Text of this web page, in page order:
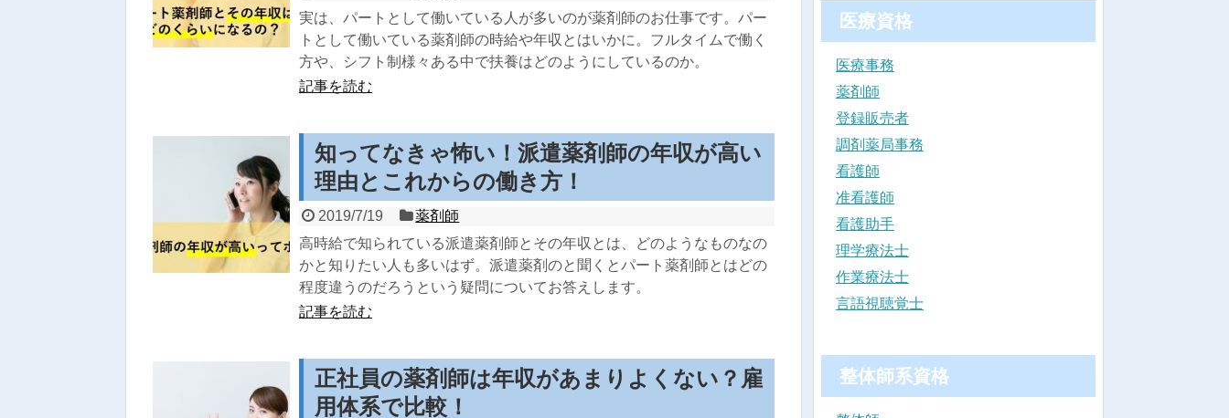
実は、パートとして働いている人が多いのが薬剤師のお仕事です。パー
トとして働いている薬剤師の時給や年収とはいかに。フルタイムで働く
方や、シフト制様々ある中で扶養はどのようにしているのか。
記事を読む
知ってなきゃ怖い！派遣薬剤師の年収が高い
理由とこれからの働き方！
2019/7/19
薬剤師
高時給で知られている派遣薬剤師とその年収とは、どのようなものなの
かと知りたい人も多いはず。派遣薬剤のと聞くとパート薬剤師とはどの
程度違うのだろうという疑問についてお答えします。
記事を読む
正社員の薬剤師は年収があまりよくない？雇
用体系で比較！
医療資格
医療事務
薬剤師
登録販売者
調剤薬局事務
看護師
准看護師
看護助手
理学療法士
作業療法士
言語視聴覚士
整体師系資格